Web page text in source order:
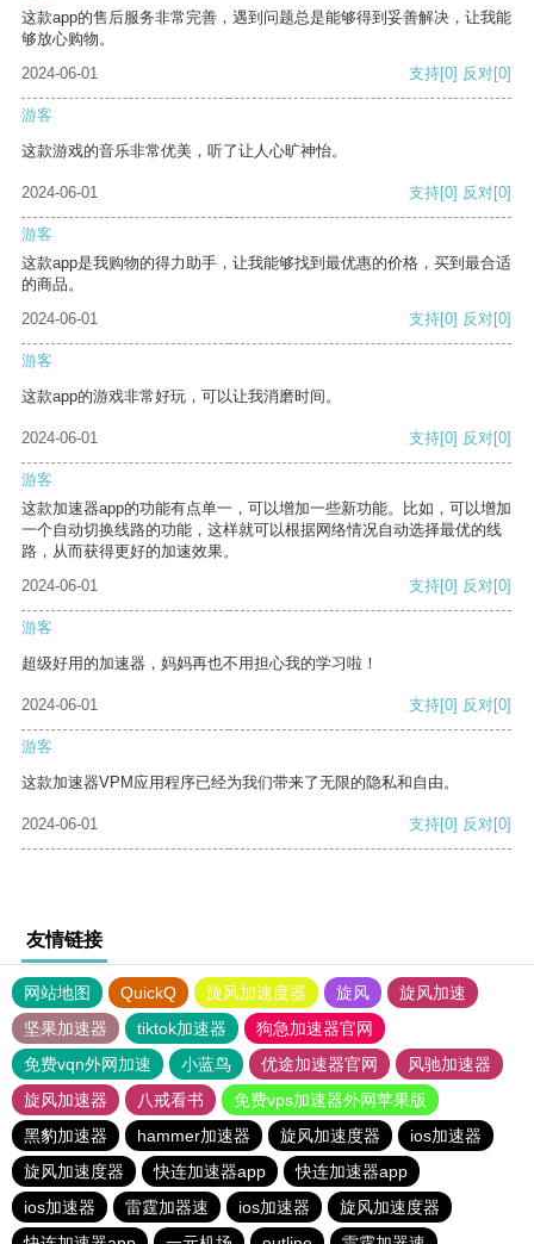
这款app的售后服务非常完善，遇到问题总是能够得到妥善解决，让我能
够放心购物。
2024-06-01
支持[0] 反对[0]
游客
这款游戏的音乐非常优美，听了让人心旷神怡。
2024-06-01 支持[0] 反对[0]
游客
这款app是我购物的得力助手，让我能够找到最优惠的价格，买到最合适
的商品。
2024-06-01
支持[0] 反对[0]
游客
这款app的游戏非常好玩，可以让我消磨时间。
2024-06-01 支持[0] 反对[0]
游客
这款加速器app的功能有点单一，可以增加一些新功能。比如，可以增加
一个自动切换线路的功能，这样就可以根据网络情况自动选择最优的线
路，从而获得更好的加速效果。
2024-06-01
支持[0] 反对[0]
游客
超级好用的加速器，妈妈再也不用担心我的学习啦！
2024-06-01 支持[0] 反对[0]
游客
这款加速器VPM应用程序已经为我们带来了无限的隐私和自由。
2024-06-01 支持[0] 反对[0]
友情链接
网站地图 QuickQ 旋风加速度器 旋风
旋风加速
坚果加速器
tiktok加速器
狗急加速器官网
免费vqn外网加速
小蓝鸟 优途加速器官网
风驰加速器
旋风加速器
八戒看书
免费vps加速器外网苹果版
黑豹加速器
hammer加速器 旋风加速度器
ios加速器
旋风加速度器
快连加速器app
快连加速器app
ios加速器
雷霆加器速 ios加速器
旋风加速度器